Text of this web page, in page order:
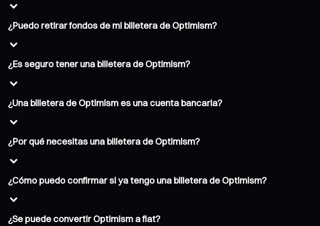
¿Puedo retirar fondos de mi billetera de Optimism?
¿Es seguro tener una billetera de Optimism?
¿Una billetera de Optimism es una cuenta bancaria?
¿Por qué necesitas una billetera de Optimism?
¿Cómo puedo confirmar si ya tengo una billetera de Optimism?
¿Se puede convertir Optimism a fiat?